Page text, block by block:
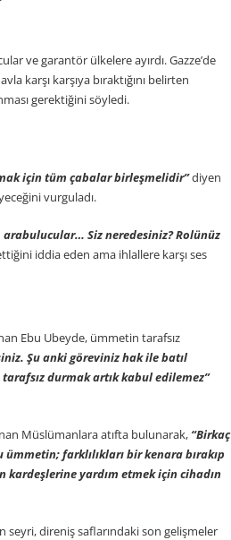
ve garantör ülkelere ayırdı. Gazze’de
karşı karşıya bıraktığını belirten
gerektiğini söyledi.
için tüm çabalar birleşmelidir”diyen
vurguladı.
Siz neredesiniz? Rolünüz
iddia eden ama ihlallere karşı ses
Ebu Ubeyde, ümmetin tarafsız
Şu anki göreviniz hak ile batıl
durmak artık kabul edilemez”
Müslümanlara atıfta bulunarak, “Birkaç
ümmetin; farklılıkları bir kenara bırakıp
kardeşlerine yardım etmek için cihadın
seyri, direniş saflarındaki son gelişmeler